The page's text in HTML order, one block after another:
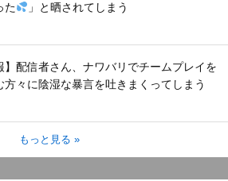
た
」と晒されてしまう
】配信者さん、ナワバリでチームプレイを
方々に陰湿な暴言を吐きまくってしまう
もっと見る »